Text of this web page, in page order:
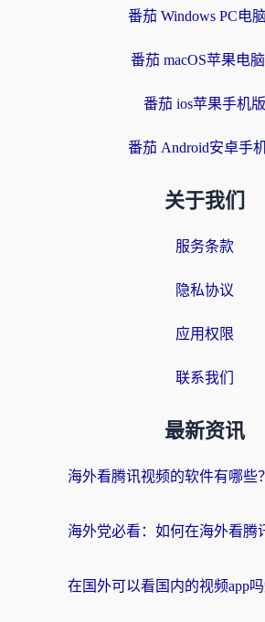
番茄 Windows PC电
番茄 macOS苹果电
番茄 ios苹果手机版
番茄 Android安卓手
关于我们
服务条款
隐私协议
应用权限
联系我们
最新资讯